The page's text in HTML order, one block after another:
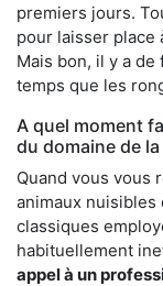
premiers jours.
pour laisser place
Mais bon, il y a de
temps que les
A quel moment
du domaine de
Quand vous vous
animaux
classiques
habituellement
appel à un